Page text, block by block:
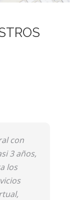
con
3 años,
los